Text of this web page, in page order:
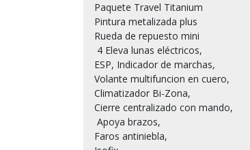
Paquete Travel Titanium
Pintura metalizada plus
Rueda de repuesto mini
ESP, Indicador de marchas,
Volante multifuncion en cuero,
Climatizador Bi-Zona,
Cierre centralizado con mando,
Faros antiniebla,